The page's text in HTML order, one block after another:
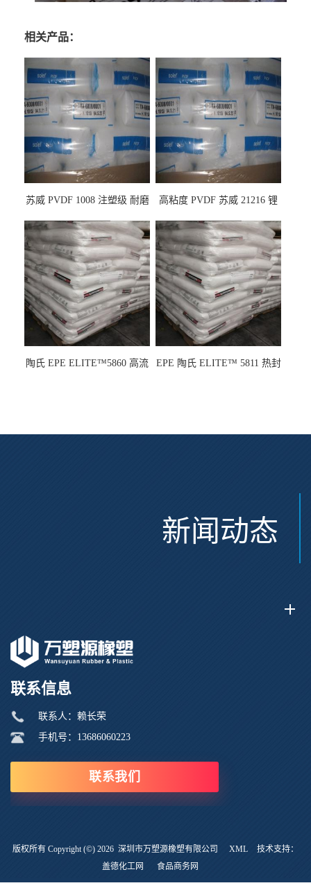
相关产品：
苏威 PVDF 1008 注塑级 耐磨
龙
高粘度 PVDF 苏威 21216 锂
陶氏 EPE ELITE™5860 高流
EPE 陶氏 ELITE™ 5811 热封
新闻动态
联系信息
联系人：赖长荣
手机号：13686060223
联系我们
版权所有 Copyright (©) 2026 深圳市万塑源橡塑有限公司 XML
技术支持：
盖德化工网
食品商务网